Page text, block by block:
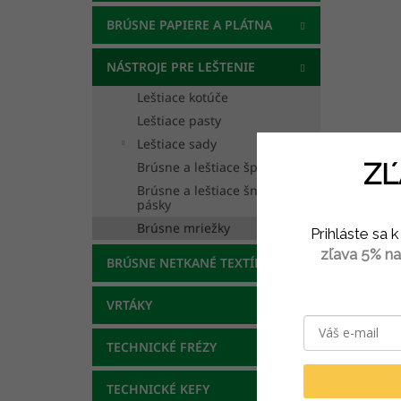
BRÚSNE PAPIERE A PLÁTNA
NÁSTROJE PRE LEŠTENIE
Leštiace kotúče
Leštiace pasty
Leštiace sady
Brúsne a leštiace špongie
Brúsne a leštiace šnúry a
pásky
Brúsne mriežky
BRÚSNE NETKANÉ TEXTÍLIE
VRTÁKY
TECHNICKÉ FRÉZY
TECHNICKÉ KEFY
Prihláste sa
zľava 5%